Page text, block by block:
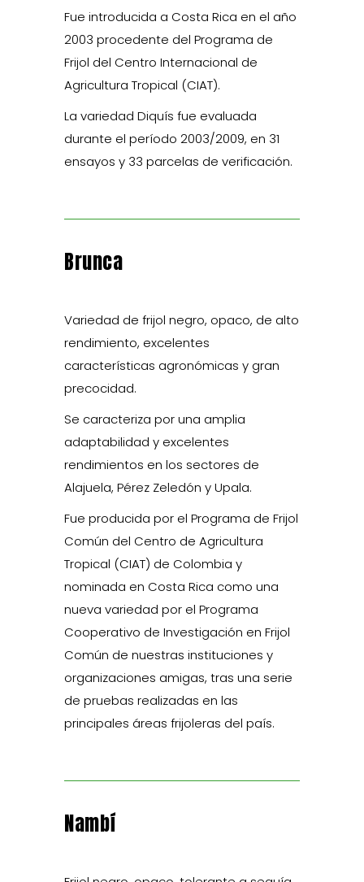
Fue introducida a Costa Rica en el año
2003 procedente del Programa de
Frijol del Centro Internacional de
Agricultura Tropical (CIAT).
La variedad Diquís fue evaluada
durante el período 2003/2009, en 31
ensayos y 33 parcelas de verificación.
Brunca
Variedad de frijol negro, opaco, de alto
rendimiento, excelentes
características agronómicas y gran
precocidad.
Se caracteriza por una amplia
adaptabilidad y excelentes
rendimientos en los sectores de
Alajuela, Pérez Zeledón y Upala.
Fue producida por el Programa de Frijol
Común del Centro de Agricultura
Tropical (CIAT) de Colombia y
nominada en Costa Rica como una
nueva variedad por el Programa
Cooperativo de Investigación en Frijol
Común de nuestras instituciones y
organizaciones amigas, tras una serie
de pruebas realizadas en las
principales áreas frijoleras del país.
Nambí